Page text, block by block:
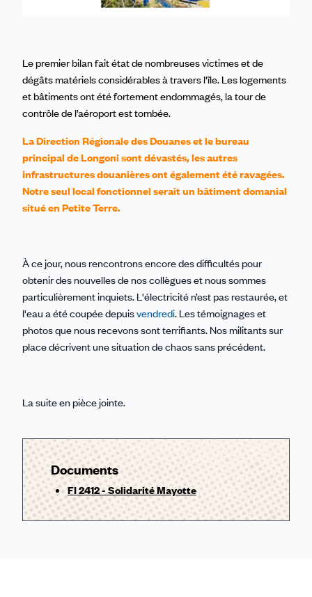
Le premier bilan fait état de nombreuses victimes et de
dégâts matériels considérables à travers l'île. Les logements
et bâtiments ont été fortement endommagés, la tour de
contrôle de l’aéroport est tombée.
La Direction Régionale des Douanes et le bureau
principal de Longoni sont dévastés, les autres
infrastructures douanières ont également été ravagées.
Notre seul local fonctionnel serait un bâtiment domanial
situé en Petite Terre.
À ce jour, nous rencontrons encore des difficultés pour
obtenir des nouvelles de nos collègues et nous sommes
particulièrement inquiets. L'électricité n’est pas restaurée, et
l'eau a été coupée depuisvendredi. Les témoignages et
photos que nous recevons sont terrifiants. Nos militants sur
place décrivent une situation de chaos sans précédent.
La suite en pièce jointe.
Documents
FI 2412 - Solidarité Mayotte